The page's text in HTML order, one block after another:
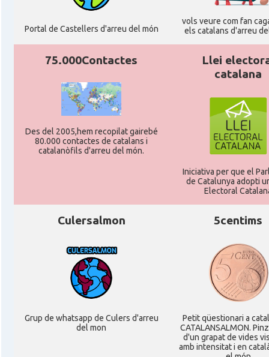
Portal de Castellers d'arreu del món
vols veure com fan
els catalans d'arreu
75.000Contactes
Des del 2005,hem recopilat gairebé
80.000 contactes de catalans i
catalanòfils d'arreu del món.
Llei
catalana
Iniciativa per que el
de Catalunya adopti
Electoral
Culersalmon
Grup de whatsapp de Culers d'arreu
del mon
5centims
Petit qüestionari a
CATALANSALMON.
d'un grapat de vides
amb intensitat i en